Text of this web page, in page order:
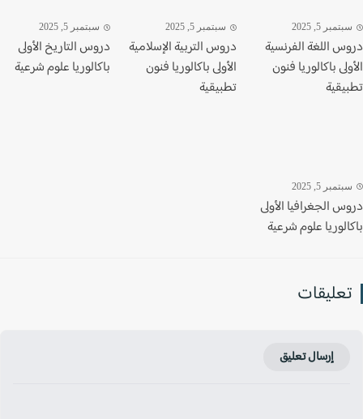
5, 2025
اللغة الفرنسية
باكالوريا فنون
سبتمبر 5, 2025
دروس التربية الإسلامية
الأولى باكالوريا فنون
تطبيقية
سبتمبر 5, 2025
دروس التاريخ الأولى
باكالوريا علوم شرعية
5, 2025
الجغرافيا الأولى
علوم شرعية
إرسال تعليق